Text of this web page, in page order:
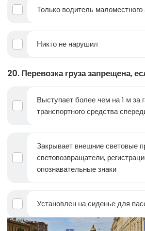
Только водитель маломестного
Никто не нарушил
20. Перевозка груза запрещена,
Выступает более чем на 1 м за
транспортного средства
Закрывает внешние световые
световозвращатели,
опознавательные знаки
Установлен на сиденье для